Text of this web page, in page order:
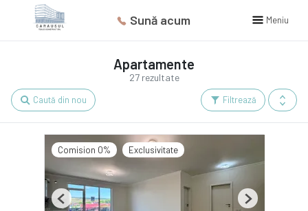
Sună acum Meniu
27 rezultate
Apartamente
Filtrează
Caută din nou
Comision 0% Exclusivitate
Previous Next